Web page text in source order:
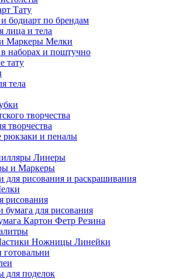
Тату
бодиарт по брендам
лица и тела
Маркеры Мелки
наборах и поштучно
тату
тела
творчества
творчества
и пеналы
Линеры
и Маркеры
для рисования и раскрашивания
рисования
для рисования
Картон Фетр Резина
Ножницы Линейки
для поделок